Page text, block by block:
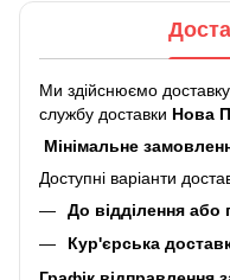
Ми здійснюємо доставку
службу доставки Нова
Мінімальне
Доступні варіанти
До відділення
Кур'єрська